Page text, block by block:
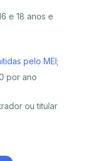
e 18 anos e
pelo MEI;
por ano
ou titular